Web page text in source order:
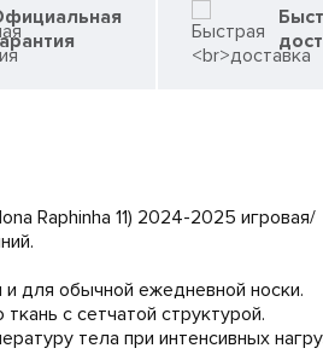
Raphinha 11) 2024-2025 игровая/
для обычной ежедневной носки.
с сетчатой структурой.
тела при интенсивных